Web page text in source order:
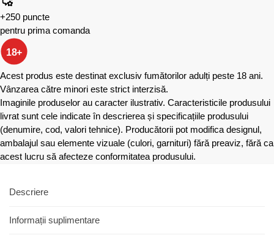
+250 puncte
pentru prima comanda
18+
Acest produs este destinat exclusiv fumătorilor adulți peste 18 ani.
Vânzarea către minori este strict interzisă.
Imaginile produselor au caracter ilustrativ. Caracteristicile produsului
livrat sunt cele indicate în descrierea și specificațiile produsului
(denumire, cod, valori tehnice). Producătorii pot modifica designul,
ambalajul sau elemente vizuale (culori, garnituri) fără preaviz, fără ca
acest lucru să afecteze conformitatea produsului.
Descriere
Informații suplimentare